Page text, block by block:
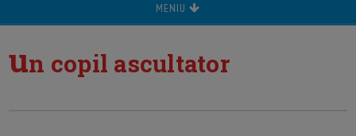
MENIU
un copil ascultator